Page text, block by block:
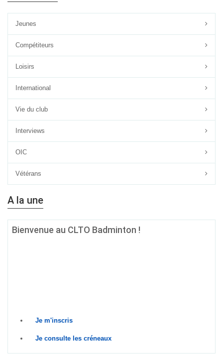
Jeunes
Compétiteurs
Loisirs
International
Vie du club
Interviews
OIC
Vétérans
A la une
Bienvenue au CLTO Badminton !
Je m'inscris
Je consulte les créneaux